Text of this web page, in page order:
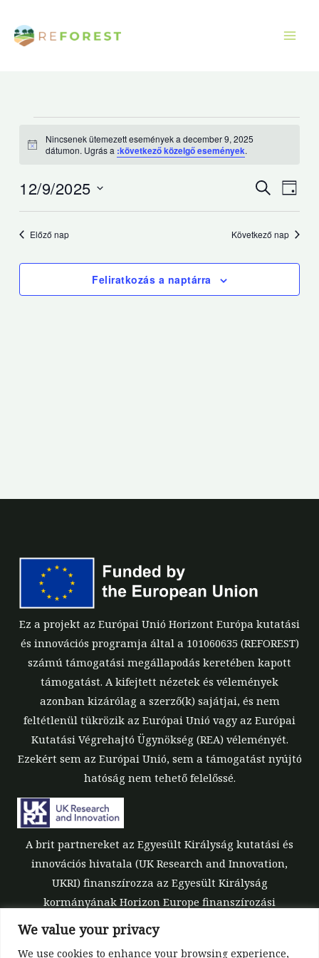
We value your privacy
We use cookies to enhance your browsing experience,
tartalomra
for
9,
Értesítés
Nincsenek ütemezett események a december 9, 2025
dátumon. Ugrás a :következő közelgő események.
Események
választás
Keresett
Nap
12/9/2025
Dátum
kiválasztása.
Előző nap Következő nap
Feliratkozás a naptárra
Ez a projekt az Európai Unió Horizont Európa kutatási
és innovációs programja által a 101060635 (REFOREST)
számú támogatási megállapodás keretében kapott
támogatást. A kifejtett nézetek és vélemények
azonban kizárólag a szerző(k) sajátjai, és nem
feltétlenül tükrözik az Európai Unió vagy az Európai
Kutatási Végrehajtó Ügynökség (REA) véleményét.
Ezekért sem az Európai Unió, sem a támogatást nyújtó
hatóság nem tehető felelőssé.
A brit partnereket az Egyesült Királyság kutatási és
innovációs hivatala (UK Research and Innovation,
UKRI) finanszírozza az Egyesült Királyság
kormányának Horizon Europe finanszírozási
garanciája keretében [támogatási szám: 10039700].